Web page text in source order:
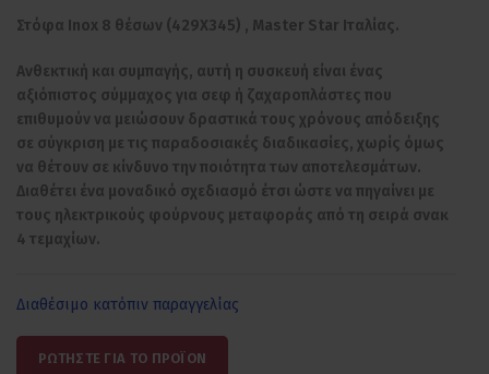
Στόφα Inox 8 θέσων (429Χ345) , Master Star Ιταλίας.
Ανθεκτική και συμπαγής, αυτή η συσκευή είναι ένας
αξιόπιστος σύμμαχος για σεφ ή ζαχαροπλάστες που
επιθυμούν να μειώσουν δραστικά τους χρόνους απόδειξης
σε σύγκριση με τις παραδοσιακές διαδικασίες, χωρίς όμως
να θέτουν σε κίνδυνο την ποιότητα των αποτελεσμάτων.
Διαθέτει ένα μοναδικό σχεδιασμό έτσι ώστε να πηγαίνει με
τους ηλεκτρικούς φούρνους μεταφοράς από τη σειρά σνακ
4 τεμαχίων.
Διαθέσιμο κατόπιν παραγγελίας
ΡΩΤΗΣΤΕ ΓΙΑ ΤΟ ΠΡΟΪΟΝ